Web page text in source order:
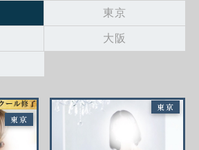
東京
大阪
東京
東京